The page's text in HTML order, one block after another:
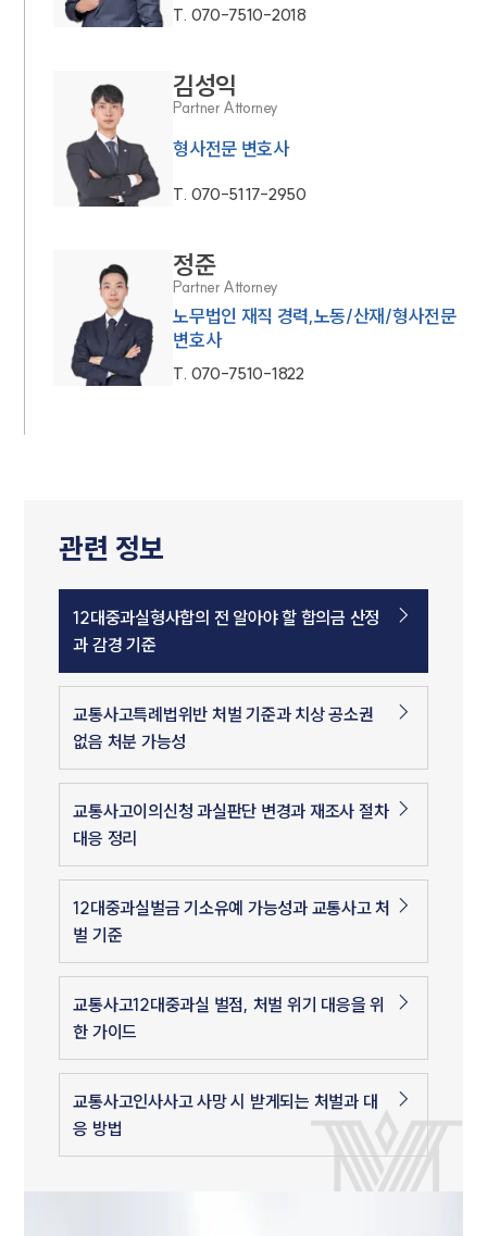
T. 070-7510-2018
김성익
Partner Attorney
형사전문 변호사
T. 070-5117-2950
정준
Partner Attorney
노무법인 재직 경력,노동/산재/형사전문
변호사
T. 070-7510-1822
관련 정보
12대중과실형사합의 전 알아야 할 합의금 산정
과 감경 기준
교통사고특례법위반 처벌 기준과 치상 공소권
없음 처분 가능성
교통사고이의신청 과실판단 변경과 재조사 절차
대응 정리
12대중과실벌금 기소유예 가능성과 교통사고 처
벌 기준
교통사고12대중과실 벌점, 처벌 위기 대응을 위
한 가이드
교통사고인사사고 사망 시 받게되는 처벌과 대
응 방법